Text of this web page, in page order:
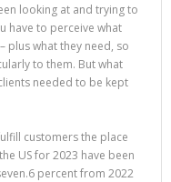
looking at and trying to
have to perceive what
plus what they need, so
to them. But what
needed to be kept
customers the place
US for 2023 have been
percent from 2022